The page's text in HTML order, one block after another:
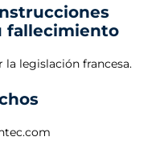
fallecimiento
legislación francesa.